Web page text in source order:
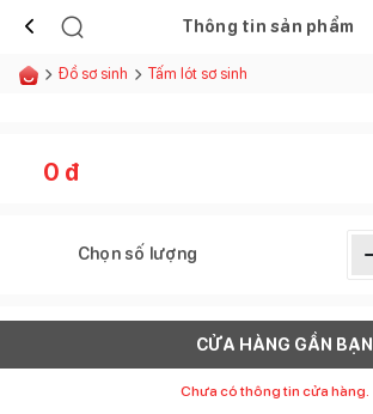
Thông tin sản phẩm
Đồ sơ sinh Tấm lót sơ sinh
0 đ
Chọn số lượng
CỬA HÀNG GẦN BẠN
Chưa có thông tin cửa hàng.